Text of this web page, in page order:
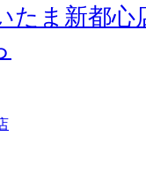
たま新都心